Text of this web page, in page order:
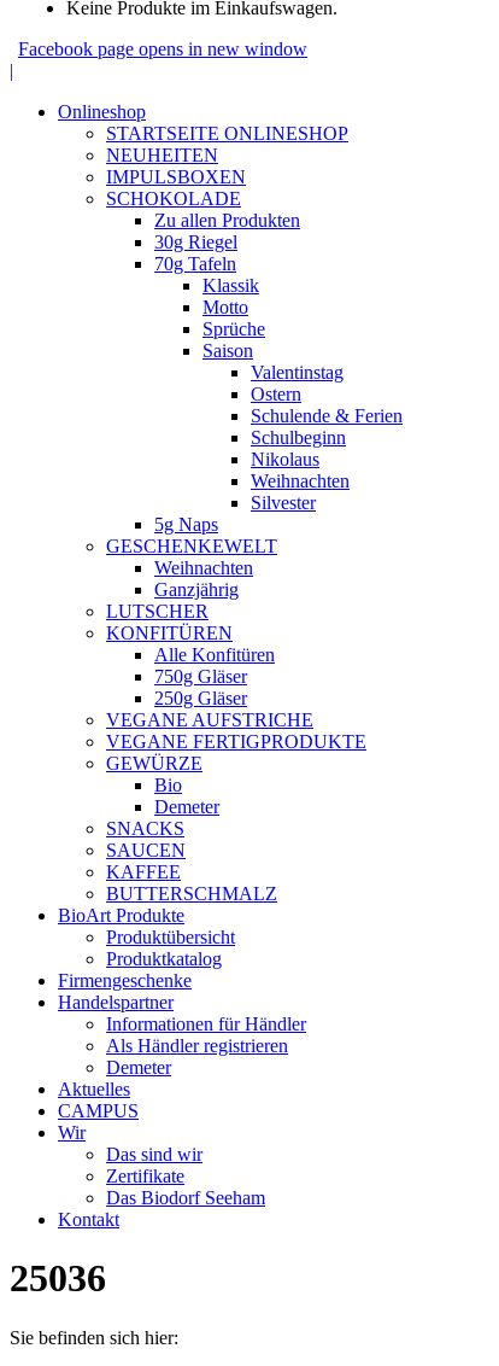
Keine Produkte im Einkaufswagen.
Facebook page opens in new window
|
Onlineshop
STARTSEITE ONLINESHOP
NEUHEITEN
IMPULSBOXEN
SCHOKOLADE
Zu allen Produkten
30g Riegel
70g Tafeln
Klassik
Motto
Sprüche
Saison
Valentinstag
Ostern
Schulende & Ferien
Schulbeginn
Nikolaus
Weihnachten
Silvester
5g Naps
GESCHENKEWELT
Weihnachten
Ganzjährig
LUTSCHER
KONFITÜREN
Alle Konfitüren
750g Gläser
250g Gläser
VEGANE AUFSTRICHE
VEGANE FERTIGPRODUKTE
GEWÜRZE
Bio
Demeter
SNACKS
SAUCEN
KAFFEE
BUTTERSCHMALZ
BioArt Produkte
Produktübersicht
Produktkatalog
Firmengeschenke
Handelspartner
Informationen für Händler
Als Händler registrieren
Demeter
Aktuelles
CAMPUS
Wir
Das sind wir
Zertifikate
Das Biodorf Seeham
Kontakt
25036
Sie befinden sich hier: